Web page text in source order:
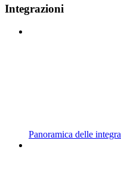
Integrazioni
Panoramica delle